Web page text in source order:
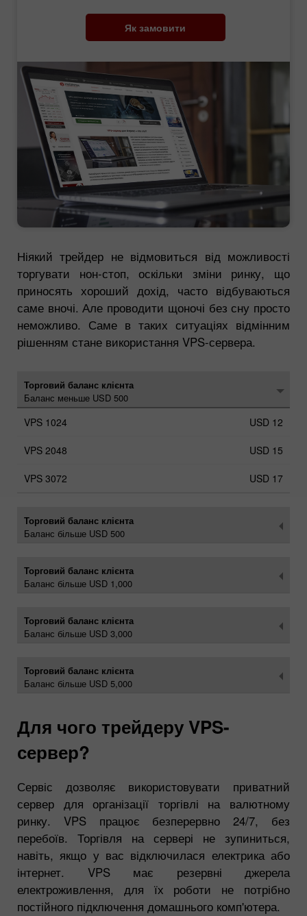
Як замовити
Ніякий трейдер не відмовиться від можливості
торгувати нон-стоп, оскільки зміни ринку, що
приносять хороший дохід, часто відбуваються
саме вночі. Але проводити щоночі без сну просто
неможливо. Саме в таких ситуаціях відмінним
рішенням стане використання VPS-сервера.
Торговий баланс клієнта
Баланс меньше USD 500
USD 12
USD 15
USD 17
Торговий баланс клієнта
Баланс більше USD 500
Торговий баланс клієнта
Баланс більше USD 1,000
Торговий баланс клієнта
Баланс більше USD 3,000
Торговий баланс клієнта
Баланс більше USD 5,000
Для чого трейдеру VPS-
сервер?
Сервіс дозволяє використовувати приватний
сервер для організації торгівлі на валютному
ринку. VPS працює безперервно 24/7, без
перебоїв. Торгівля на сервері не зупиниться,
навіть, якщо у вас відключилася електрика або
інтернет. VPS має резервні джерела
електроживлення, для їх роботи не потрібно
постійного підключення домашнього комп'ютера.